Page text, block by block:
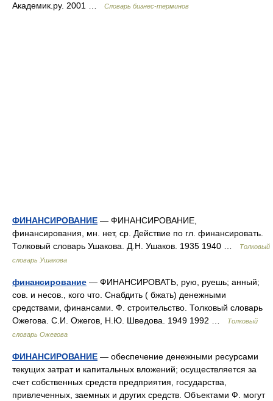
Академик.ру. 2001 …
Словарь бизнес-терминов
ФИНАНСИРОВАНИЕ — ФИНАНСИРОВАНИЕ,
финансирования, мн. нет, ср. Действие по гл. финансировать.
Толковый словарь Ушакова. Д.Н. Ушаков. 1935 1940 …
Толковый
словарь Ушакова
финансирование — ФИНАНСИРОВАТЬ, рую, руешь; анный;
сов. и несов., кого что. Снабдить ( бжать) денежными
средствами, финансами. Ф. строительство. Толковый словарь
Ожегова. С.И. Ожегов, Н.Ю. Шведова. 1949 1992 …
Толковый
словарь Ожегова
ФИНАНСИРОВАНИЕ — обеспечение денежными ресурсами
текущих затрат и капитальных вложений; осуществляется за
счет собственных средств предприятия, государства,
привлеченных, заемных и других средств. Объектами Ф. могут